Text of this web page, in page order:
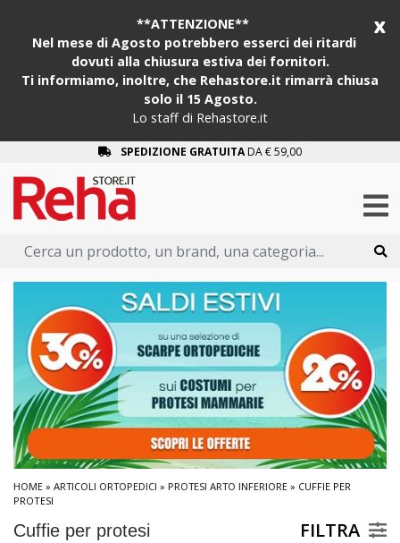
x
**ATTENZIONE**
Nel mese di Agosto potrebbero esserci dei ritardi
dovuti alla chiusura estiva dei fornitori.
Ti informiamo, inoltre, che Rehastore.it rimarrà chiusa
solo il 15 Agosto.
Lo staff di Rehastore.it
SPEDIZIONE GRATUITADA € 59,00
HOME » ARTICOLI ORTOPEDICI » PROTESI ARTO INFERIORE » CUFFIE PER
PROTESI
Cuffie per protesi FILTRA